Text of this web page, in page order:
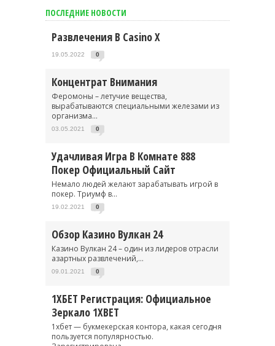
ПОСЛЕДНИЕ НОВОСТИ
Развлечения В Casino X
19.05.2022 0
Концентрат Внимания
Феромоны – летучие вещества,
вырабатываются специальными железами из
организма...
03.05.2021 0
Удачливая Игра В Комнате 888
Покер Официальный Сайт
Немало людей желают зарабатывать игрой в
покер. Триумф в...
19.02.2021 0
Обзор Казино Вулкан 24
Казино Вулкан 24 – один из лидеров отрасли
азартных развлечений,...
09.01.2021 0
1ХБЕТ Регистрация: Официальное
Зеркало 1XBET
1хбет — букмекерская контора, какая сегодня
пользуется популярностью.